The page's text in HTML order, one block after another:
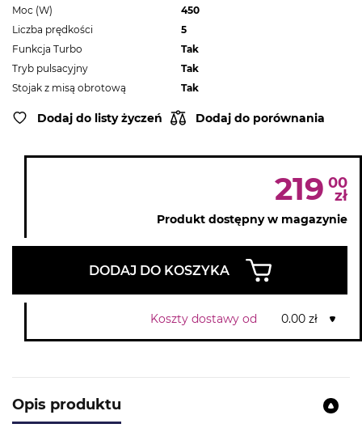
Moc (W)
450
Liczba prędkości
5
Funkcja Turbo
Tak
Tryb pulsacyjny
Tak
Stojak z misą obrotową
Tak
Dodaj do listy życzeń Dodaj do porównania
219 00
zł
Produkt dostępny w magazynie
DODAJ DO KOSZYKA
Koszty dostawy od 0.00 zł
Opis produktu